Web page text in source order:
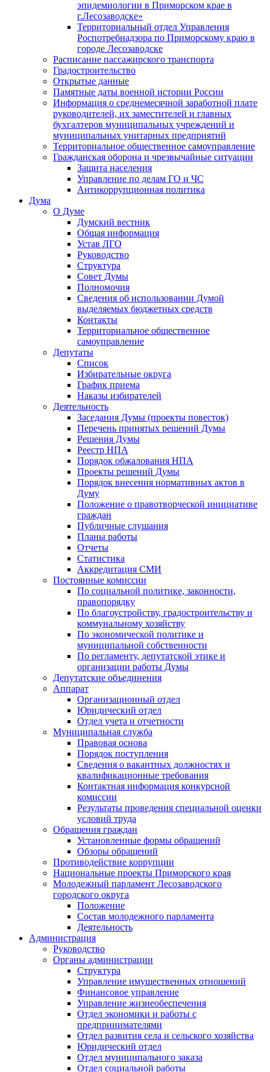
эпидемиологии в Приморском крае в
г.Лесозаводске»
Территориальный отдел Управления
Роспотребнадзора по Приморскому краю в
городе Лесозаводске
Расписание пассажирского транспорта
Градостроительство
Открытые данные
Памятные даты военной истории России
Информация о среднемесячной заработной плате
руководителей, их заместителей и главных
бухгалтеров муниципальных учреждений и
муниципальных унитарных предприятий
Территориальное общественное самоуправление
Гражданская оборона и чрезвычайные ситуации
Защита населения
Управление по делам ГО и ЧС
Антикоррупционная политика
Дума
О Думе
Думский вестник
Общая информация
Устав ЛГО
Руководство
Структура
Совет Думы
Полномочия
Сведения об использовании Думой
выделяемых бюджетных средств
Контакты
Территориальное общественное
самоуправление
Депутаты
Список
Избирательные округа
График приема
Наказы избирателей
Деятельность
Заседания Думы (проекты повесток)
Перечень принятых решений Думы
Решения Думы
Реестр НПА
Порядок обжалования НПА
Проекты решений Думы
Порядок внесения нормативных актов в
Думу
Положение о правотворческой инициативе
граждан
Публичные слушания
Планы работы
Отчеты
Статистика
Аккредитация СМИ
Постоянные комиссии
По социальной политике, законности,
правопорядку
По благоустройству, градостроительству и
коммунальному хозяйству
По экономической политике и
муниципальной собственности
По регламенту, депутатской этике и
организации работы Думы
Депутатские объединения
Аппарат
Организационный отдел
Юридический отдел
Отдел учета и отчетности
Муниципальная служба
Правовая основа
Порядок поступления
Сведения о вакантных должностях и
квалификационные требования
Контактная информация конкурсной
комиссии
Результаты проведения специальной оценки
условий труда
Обращения граждан
Установленные формы обращений
Обзоры обращений
Противодействие коррупции
Национальные проекты Приморского края
Молодежный парламент Лесозаводского
городского округа
Положение
Состав молодежного парламента
Деятельность
Администрация
Руководство
Органы администрации
Структура
Управление имущественных отношений
Финансовое управление
Управление жизнеобеспечения
Отдел экономики и работы с
предпринимателями
Отдел развития села и сельского хозяйства
Юридический отдел
Отдел муниципального заказа
Отдел социальной работы